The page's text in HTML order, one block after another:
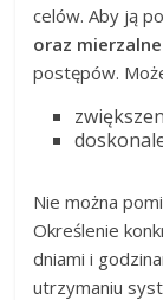
celów. Aby ją
oraz
postępów.
Nie można
Określenie
dniami i
utrzymaniu